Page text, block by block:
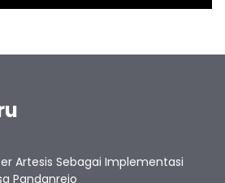
Artesis Sebagai Implementasi
Pandanrejo